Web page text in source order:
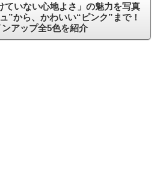
いない心地よさ」の魅力を写真
”から、かわいい“ピンク”まで！
アップ全5色を紹介